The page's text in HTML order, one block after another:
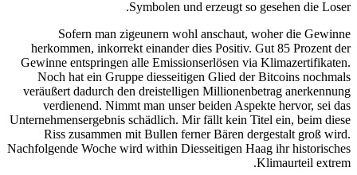
Symbolen und erzeugt so gesehen die Loser.
Sofern man zigeunern wohl anschaut, woher die Gewinne
herkommen, inkorrekt einander dies Positiv. Gut 85 Prozent der
Gewinne entspringen alle Emissionserlösen via Klimazertifikaten.
Noch hat ein Gruppe diesseitigen Glied der Bitcoins nochmals
veräußert dadurch den dreistelligen Millionenbetrag anerkennung
verdienend. Nimmt man unser beiden Aspekte hervor, sei das
Unternehmensergebnis schädlich. Mir fällt kein Titel ein, beim diese
Riss zusammen mit Bullen ferner Bären dergestalt groß wird.
Nachfolgende Woche wird within Diesseitigen Haag ihr historisches
Klimaurteil extrem.